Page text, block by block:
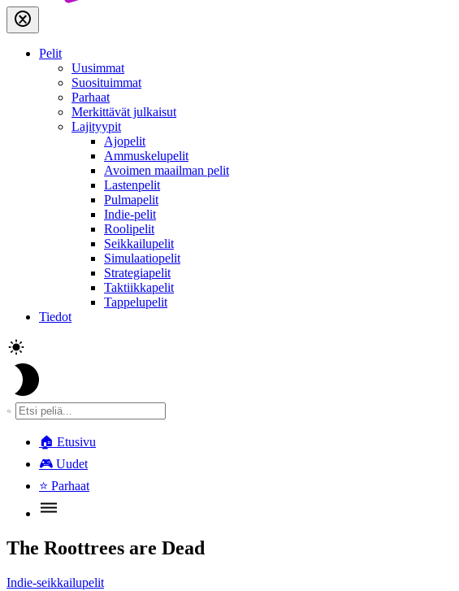
Pelit
Uusimmat
Suosituimmat
Parhaat
Merkittävät julkaisut
Lajityypit
Ajopelit
Ammuskelupelit
Avoimen maailman pelit
Lastenpelit
Pulmapelit
Indie-pelit
Roolipelit
Seikkailupelit
Simulaatiopelit
Strategiapelit
Taktiikkapelit
Tappelupelit
Tiedot
🏠 Etusivu
🎮 Uudet
⭐ Parhaat
The Roottrees are Dead
Indie-seikkailupelit